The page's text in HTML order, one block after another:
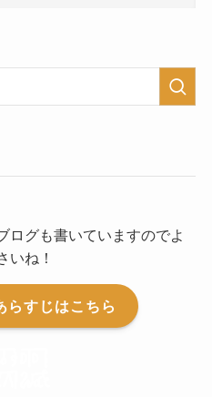
ログも書いていますのでよ
いね！
らすじはこちら